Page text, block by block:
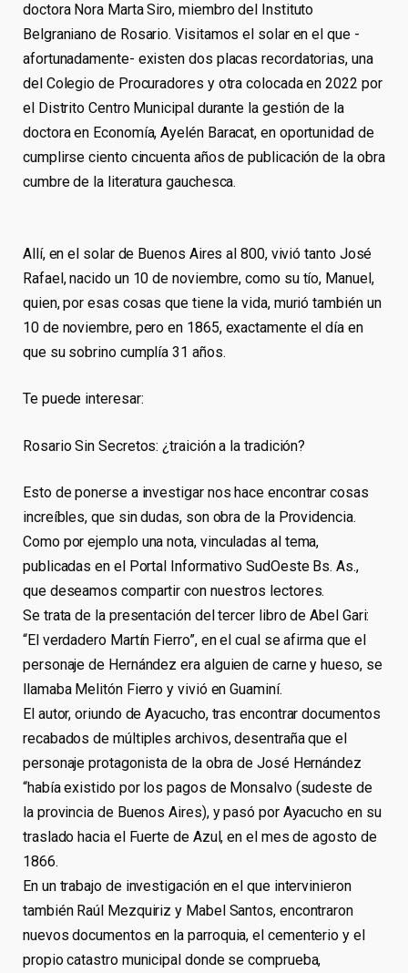
doctora Nora Marta Siro, miembro del Instituto
Belgraniano de Rosario. Visitamos el solar en el que -
afortunadamente- existen dos placas recordatorias, una
del Colegio de Procuradores y otra colocada en 2022 por
el Distrito Centro Municipal durante la gestión de la
doctora en Economía, Ayelén Baracat, en oportunidad de
cumplirse ciento cincuenta años de publicación de la obra
cumbre de la literatura gauchesca.
Allí, en el solar de Buenos Aires al 800, vivió tanto José
Rafael, nacido un 10 de noviembre, como su tío, Manuel,
quien, por esas cosas que tiene la vida, murió también un
10 de noviembre, pero en 1865, exactamente el día en
que su sobrino cumplía 31 años.
Te puede interesar:
Rosario Sin Secretos: ¿traición a la tradición?
Esto de ponerse a investigar nos hace encontrar cosas
increíbles, que sin dudas, son obra de la Providencia.
Como por ejemplo una nota, vinculadas al tema,
publicadas en el Portal Informativo SudOeste Bs. As.,
que deseamos compartir con nuestros lectores.
Se trata de la presentación del tercer libro de Abel Gari:
“El verdadero Martín Fierro”, en el cual se afirma que el
personaje de Hernández era alguien de carne y hueso, se
llamaba Melitón Fierro y vivió en Guaminí.
El autor, oriundo de Ayacucho, tras encontrar documentos
recabados de múltiples archivos, desentraña que el
personaje protagonista de la obra de José Hernández
“había existido por los pagos de Monsalvo (sudeste de
la provincia de Buenos Aires), y pasó por Ayacucho en su
traslado hacia el Fuerte de Azul, en el mes de agosto de
1866.
En un trabajo de investigación en el que intervinieron
también Raúl Mezquiriz y Mabel Santos, encontraron
nuevos documentos en la parroquia, el cementerio y el
propio catastro municipal donde se comprueba,